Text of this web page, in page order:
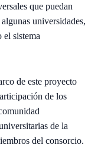
que puedan
universidades,
el sistema
de este proyecto
de los
de la
del consorcio.